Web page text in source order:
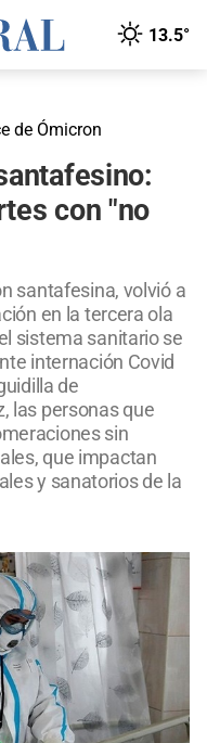
13.5°
de Ómicron
con "no
santafesina, volvió a
en la tercera ola
sistema sanitario se
internación Covid
de
las personas que
sin
que impactan
y sanatorios de la